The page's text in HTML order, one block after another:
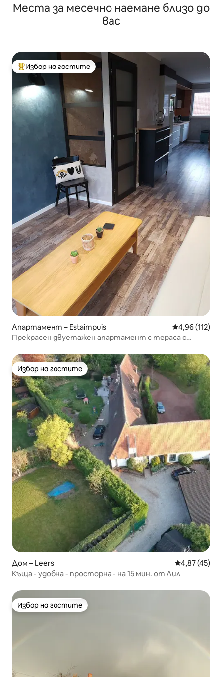
Места за месечно наемане близо до
вас
Най-популярен избор на гостите
Избор на гостите
Апартамент – Estaimpuis Средна
4,96 (112)
Прекрасен двуетажен апартамент с тераса с
Рубе
Избор на гостите
Избор на гостите
Дом – Leers Средна
4,87 (45)
Къща - удобна - просторна - на 15 мин. от Лил
Избор на гостите
Избор на гостите